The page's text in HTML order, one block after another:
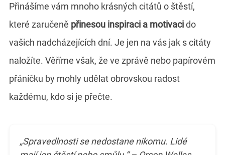
Přinášíme vám mnoho krásných citátů o štěstí,
které zaručeně přinesou inspiraci a motivacido
vašich nadcházejících dní. Je jen na vás jak s citáty
naložíte. Věříme však, že ve zprávě nebo papírovém
přáníčku by mohly udělat obrovskou radost
každému, kdo si je přečte.
„Spravedlnosti se nedostane nikomu. Lidé